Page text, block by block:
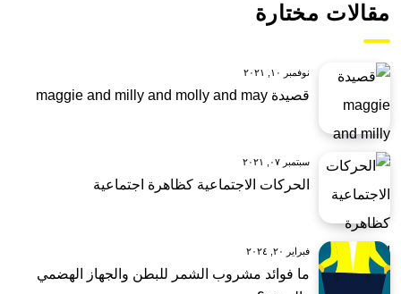
مقالات مختارة
نوفمبر ١٠, ٢٠٢١
قصيدة maggie and milly and molly and may
سبتمبر ٠٧, ٢٠٢١
الحركات الاجتماعية كظاهرة اجتماعية
فبراير ٢٠, ٢٠٢٤
ما فوائد مشروب الشمر للبطن والجهاز الهضمي